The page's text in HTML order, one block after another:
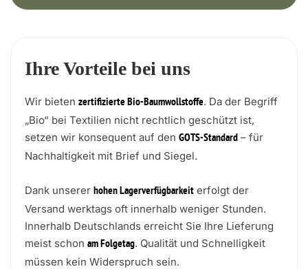
Ihre Vorteile bei uns
Wir bieten zertifizierte Bio-Baumwollstoffe. Da der Begriff
„Bio“ bei Textilien nicht rechtlich geschützt ist,
setzen wir konsequent auf den GOTS-Standard – für
Nachhaltigkeit mit Brief und Siegel.
Dank unserer hohen Lagerverfügbarkeit erfolgt der
Versand werktags oft innerhalb weniger Stunden.
Innerhalb Deutschlands erreicht Sie Ihre Lieferung
meist schon am Folgetag. Qualität und Schnelligkeit
müssen kein Widerspruch sein.